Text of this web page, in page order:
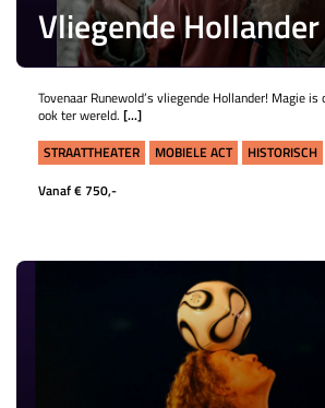
Vliegende Hollander
Tovenaar Runewold’s vliegende Hollander! Magie
ook ter wereld. [...]
STRAATTHEATER
MOBIELE ACT
HISTORISCH
Vanaf € 750,-